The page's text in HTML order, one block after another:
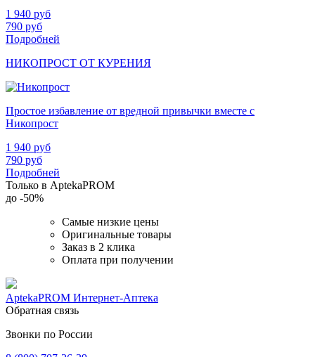
1 940 руб
790 руб
Подробней
НИКОПРОСТ ОТ КУРЕНИЯ
Простое избавление от вредной привычки вместе с
Никопрост
1 940 руб
790 руб
Подробней
Только в AptekaPROM
до -50%
Самые низкие цены
Оригинальные товары
Заказ в 2 клика
Оплата при получении
AptekaPROM Интернет-Аптека
Обратная связь
Звонки по России